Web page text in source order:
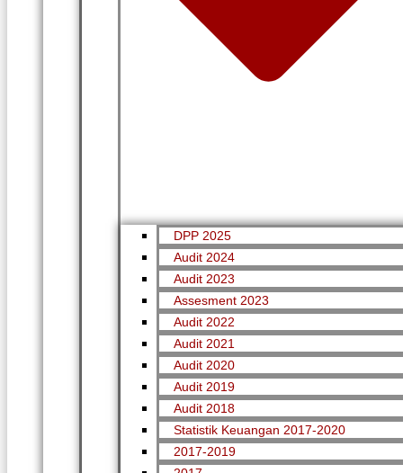
DPP 2025
Audit 2024
Audit 2023
Assesment 2023
Audit 2022
Audit 2021
Audit 2020
Audit 2019
Audit 2018
Statistik Keuangan 2017-2020
2017-2019